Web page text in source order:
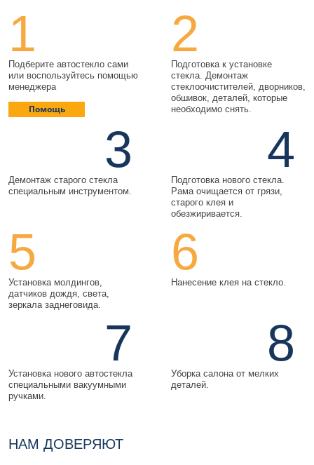
1
Подберите автостекло сами
или воспользуйтесь помощью
менеджера
Помощь
2
Подготовка к установке
стекла. Демонтаж
стеклоочистителей, дворников,
обшивок, деталей, которые
необходимо снять.
3
Демонтаж старого стекла
специальным инструментом.
4
Подготовка нового стекла.
Рама очищается от грязи,
старого клея и
обезжиривается.
5
Установка молдингов,
датчиков дождя, света,
зеркала заднеговида.
6
Нанесение клея на стекло.
7
Установка нового автостекла
специальными вакуумными
ручками.
8
Уборка салона от мелких
деталей.
НАМ ДОВЕРЯЮТ